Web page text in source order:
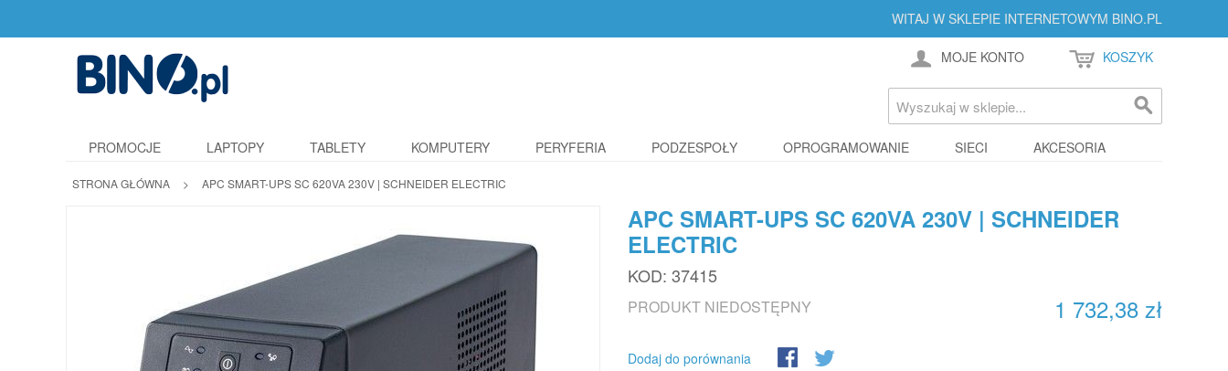
WITAJ W SKLEPIE INTERNETOWYM BINO.PL
MOJE KONTO KOSZYK
PROMOCJE LAPTOPY TABLETY KOMPUTERY PERYFERIA PODZESPOŁY OPROGRAMOWANIE SIECI AKCESORIA
STRONA GŁÓWNA > APC SMART-UPS SC 620VA 230V | SCHNEIDER ELECTRIC
APC SMART-UPS SC 620VA 230V | SCHNEIDER
ELECTRIC
KOD: 37415
1 732,38 zł
PRODUKT NIEDOSTĘPNY
Dodaj do porównania